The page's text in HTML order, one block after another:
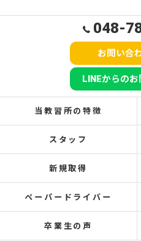
048-
お問い合
LINEからの
当教習所の特徴
スタッフ
新規取得
ペーパードライバー
卒業生の声